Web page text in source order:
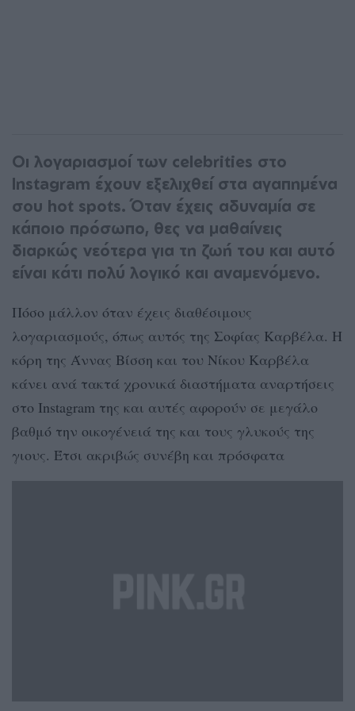
Οι λογαριασμοί των celebrities στο
Instagram έχουν εξελιχθεί στα αγαπημένα
σου hot spots. Όταν έχεις αδυναμία σε
κάποιο πρόσωπο, θες να μαθαίνεις
διαρκώς νεότερα για τη ζωή του και αυτό
είναι κάτι πολύ λογικό και αναμενόμενο.
Πόσο μάλλον όταν έχεις διαθέσιμους
λογαριασμούς, όπως αυτός της Σοφίας Καρβέλα. Η
κόρη της Άννας Βίσση και του Νίκου Καρβέλα
κάνει ανά τακτά χρονικά διαστήματα αναρτήσεις
στο Instagram της και αυτές αφορούν σε μεγάλο
βαθμό την οικογένειά της και τους γλυκούς της
γιους. Έτσι ακριβώς συνέβη και πρόσφατα